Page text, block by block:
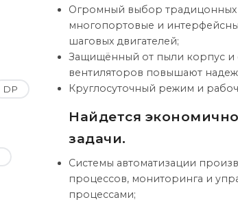
DP
Огромный выбор
многопортовые и
шаговых двигателей;
Защищённый от пыли корпус и
вентиляторов повышают
Круглосуточный режим и
Найдется
задачи.
Системы автоматизации
процессов, мониторинга и
процессами;